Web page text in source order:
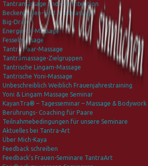
Tantramassage und ihre Intention
Beckenboden- und Analmassage
Big-Draw
Energie-Öl-Massage
Fesselmassage
Tantra Paar-Massage
Tantramassage-Zielgruppen
Tantrische Lingam-Massage
Tantrische Yoni-Massage
Unbeschreiblich Weiblich Frauenjahrestraining
Yoni & Lingam Massage Seminar
KayanTra® – Tagesseminar – Massage & Bodywork
Berührungs- Coaching für Paare
Teilnahmebedingungen für unsere Seminare
Aktuelles bei Tantra-Art
Über Mich-Kaya
Feedback schreiben
Feedback’s Frauen-Seminare TantraArt